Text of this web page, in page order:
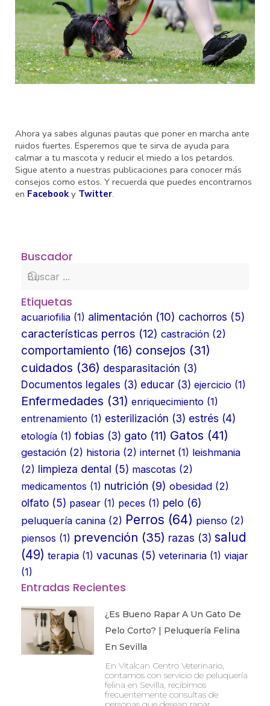
Ahora ya sabes algunas pautas que poner en marcha ante
ruidos fuertes. Esperemos que te sirva de ayuda para
calmar a tu mascota y reducir el miedo a los petardos.
Sigue atento a nuestras publicaciones para conocer más
consejos como estos. Y recuerda que puedes encontrarnos
en Facebook y Twitter.
Buscador
Etiquetas
acuariofilia (1) alimentación (10) cachorros (5)
características perros (12) castración (2)
comportamiento (16) consejos (31)
cuidados (36) desparasitación (3)
Documentos legales (3) educar (3) ejercicio (1)
Enfermedades (31) enriquecimiento (1)
entrenamiento (1) esterilización (3) estrés (4)
etología (1) fobias (3) gato (11) Gatos (41)
gestación (2) historia (2) internet (1) leishmania
(2) limpieza dental (5) mascotas (2)
medicamentos (1) nutrición (9) obesidad (2)
olfato (5) pasear (1) peces (1) pelo (6)
peluquería canina (2) Perros (64) pienso (2)
piensos (1) prevención (35) razas (3) salud
(49) terapia (1) vacunas (5) veterinaria (1) viajar
(1)
Entradas Recientes
¿Es Bueno Rapar A Un Gato De
Pelo Corto? | Peluquería Felina
En Sevilla
En Vitalcan Centro Veterinario,
contamos con servicio de peluquería
felina en Sevilla, recibimos
frecuentemente consultas de